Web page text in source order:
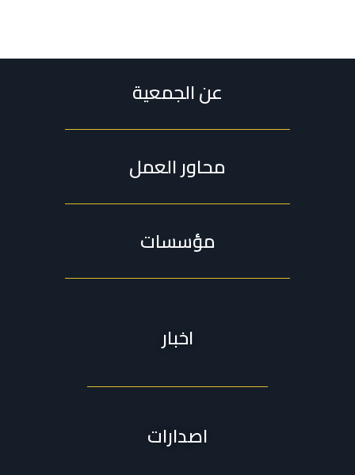
عن الجمعية
محاور العمل
مؤسسات
اخبار
اصدارات